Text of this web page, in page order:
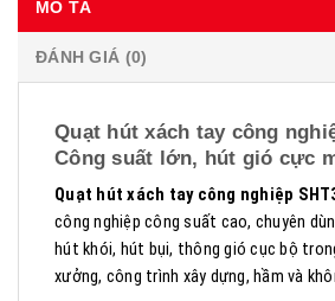
MÔ TẢ
ĐÁNH GIÁ (0)
Quạt hút xách tay công
Công suất lớn, hút gió cực
Quạt hút xách tay công nghiệp
công nghiệp công suất cao, chuyên
hút khói, hút bụi, thông gió cục bộ
xưởng, công trình xây dựng, hầm và